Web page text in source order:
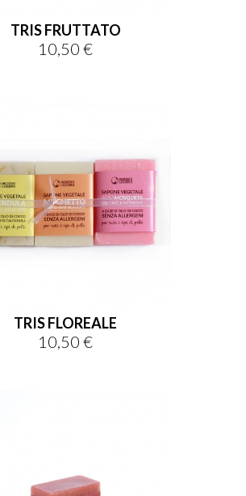
TRIS FRUTTATO
Prezzo
10,50 €
TRIS FLOREALE
Prezzo
10,50 €